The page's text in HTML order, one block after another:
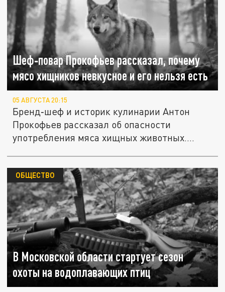
Шеф‑повар Прокофьев рассказал, почему
мясо хищников невкусное и его нельзя есть
05 АВГУСТА 20:15
Бренд‑шеф и историк кулинарии Антон
Прокофьев рассказал об опасности
употребления мяса хищных животных....
В Московской области стартует сезон
охоты на водоплавающих птиц
ОБЩЕСТВО